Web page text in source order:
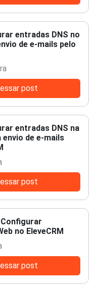
entradas DNS no
de e-mails pelo
post
entradas DNS na
envio de e-mails
post
no EleveCRM
post